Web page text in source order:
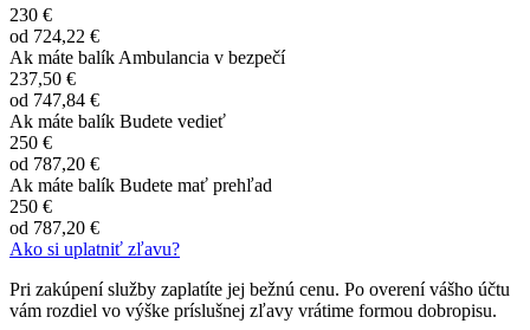
230 €
od 724,22 €
Ak máte balík Ambulancia v bezpečí
237,50 €
od 747,84 €
Ak máte balík Budete vedieť
250 €
od 787,20 €
Ak máte balík Budete mať prehľad
250 €
od 787,20 €
Ako si uplatniť zľavu?
Pri zakúpení služby zaplatíte jej bežnú cenu. Po overení vášho účtu
vám rozdiel vo výške príslušnej zľavy vrátime formou dobropisu.